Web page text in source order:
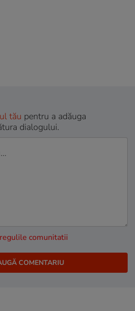
tău pentru a adăuga
dialogului.
regulile comunitatii